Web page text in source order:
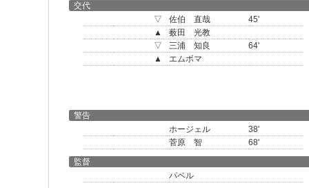
交代
▽
佐伯 直哉
45'
▲
薮田 光教
▽
三浦 知良
64'
▲
エムボマ
警告
ホージェル
38'
菅原 智
68'
監督
パベル